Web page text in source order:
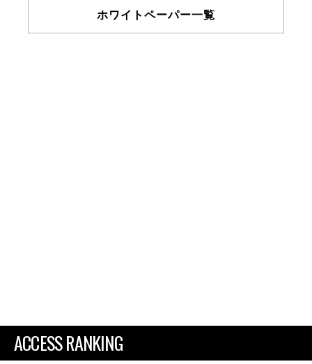
ホワイトペーパー一覧
ACCESS RANKING